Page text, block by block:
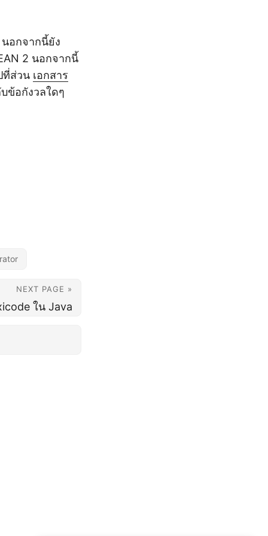
อกจากนี้ยัง
2 นอกจากนี้
ที่ส่วน เอกสาร
ข้อกังวลใดๆ
NEXT PAGE »
ใน Java